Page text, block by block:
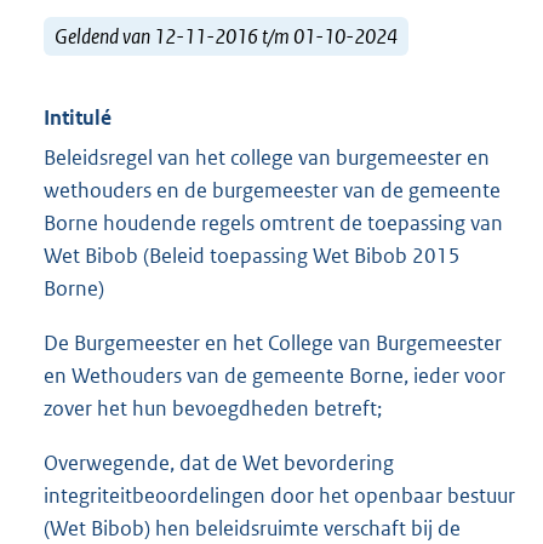
Geldend van 12-11-2016 t/m 01-10-2024
Intitulé
Beleidsregel van het college van burgemeester en
wethouders en de burgemeester van de gemeente
Borne houdende regels omtrent de toepassing van
Wet Bibob (Beleid toepassing Wet Bibob 2015
Borne)
De Burgemeester en het College van Burgemeester
en Wethouders van de gemeente Borne, ieder voor
zover het hun bevoegdheden betreft;
Overwegende, dat de Wet bevordering
integriteitbeoordelingen door het openbaar bestuur
(Wet Bibob) hen beleidsruimte verschaft bij de